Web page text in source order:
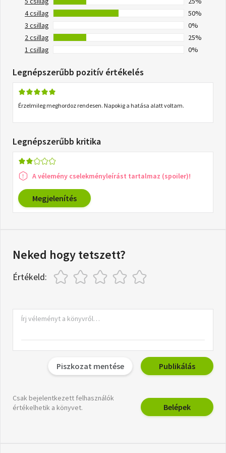
4 csillag
50%
3 csillag
0%
2 csillag
25%
1 csillag
0%
Legnépszerűbb pozitív értékelés
Érzelmileg meghordoz rendesen. Napokig a hatása alatt voltam.
Legnépszerűbb kritika
A vélemény cselekményleírást tartalmaz (spoiler)!
Megjelenítés
Neked hogy tetszett?
Értékeld:
Piszkozat mentése Publikálás
Csak bejelentkezett felhasználók
értékelhetik a könyvet.
Belépek